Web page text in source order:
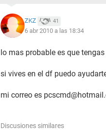
ZKZ 41
6 abr 2010 a las 18:34
lo mas probable es que
si vives en el df puedo
mi correo es
Discusiones similares